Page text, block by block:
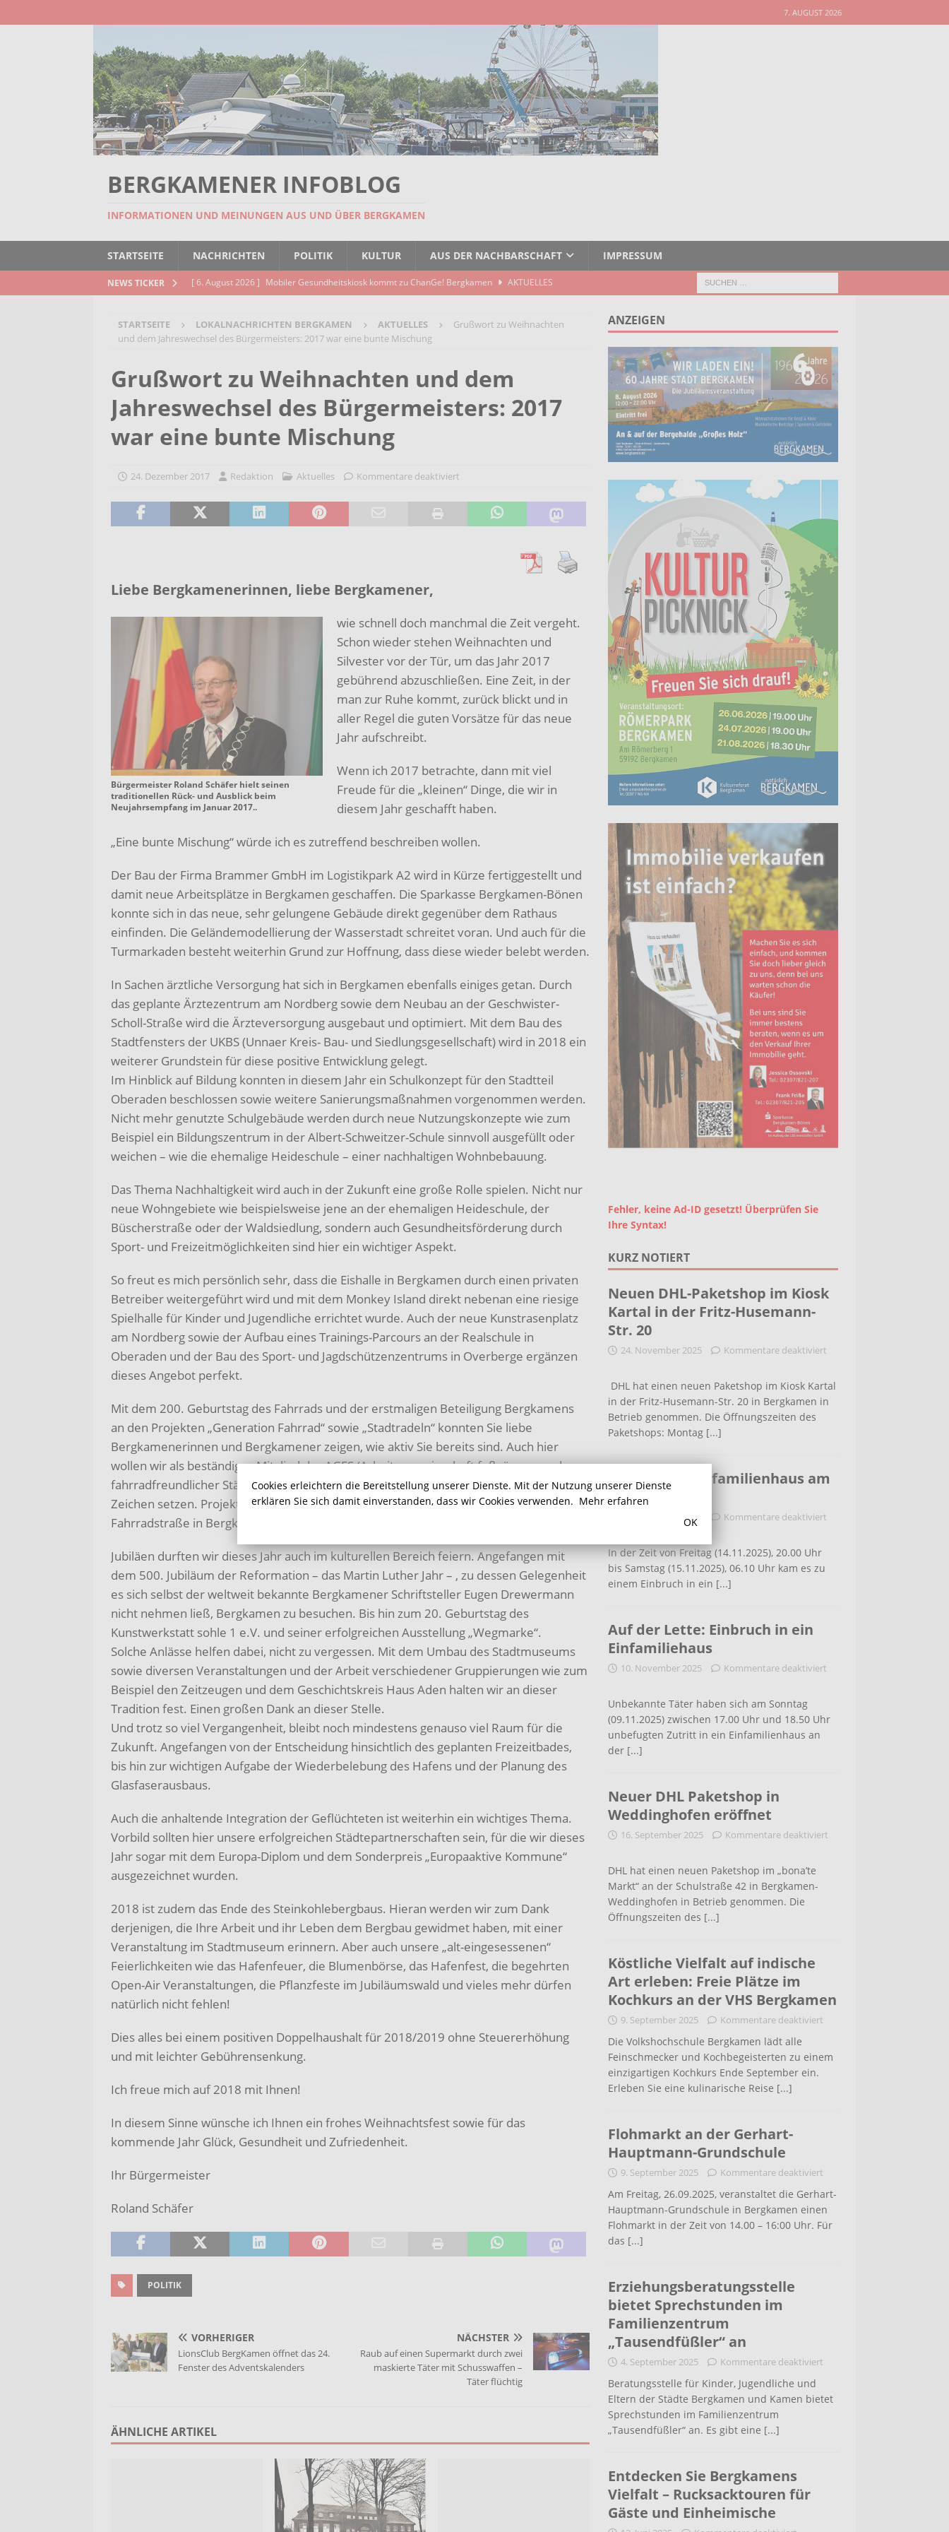
7. AUGUST 2026
BERGKAMENER INFOBLOG
INFORMATIONEN UND MEINUNGEN AUS UND ÜBER BERGKAMEN
STARTSEITE NACHRICHTEN POLITIK KULTUR AUS DER NACHBARSCHAFT IMPRESSUM
NEWS TICKER [ 6. August 2026 ] Mobiler Gesundheitskiosk kommt zu ChanGe! Bergkamen
AKTUELLES
[ 6. August 2026 ] Wenn Worte Funken schlagen: Jochen Malmsheimer eröffnet die Kabarettsaison
[ 6. August 2026 ] Bürgerreise 2026 nach Gennevilliers – Städtepartnerschaft hautnah erleben
AKTUELLES
[ 6. August 2026 ]
Pflege- und Wohnberatung im Gemeindebüro an der Christuskirche in Rünthe
STARTSEITE LOKALNACHRICHTEN BERGKAMEN AKTUELLES
Grußwort zu Weihnachten
und dem Jahreswechsel des Bürgermeisters: 2017 war eine bunte Mischung
Grußwort zu Weihnachten und dem
Jahreswechsel des Bürgermeisters: 2017
war eine bunte Mischung
24. Dezember 2017 Redaktion Aktuelles Kommentare deaktiviert
Liebe Bergkamenerinnen, liebe Bergkamener,
Bürgermeister Roland Schäfer hielt seinen
traditionellen Rück- und Ausblick beim
Neujahrsempfang im Januar 2017..
wie schnell doch manchmal die Zeit vergeht.
Schon wieder stehen Weihnachten und
Silvester vor der Tür, um das Jahr 2017
gebührend abzuschließen. Eine Zeit, in der
man zur Ruhe kommt, zurück blickt und in
aller Regel die guten Vorsätze für das neue
Jahr aufschreibt.
Wenn ich 2017 betrachte, dann mit viel
Freude für die „kleinen“ Dinge, die wir in
diesem Jahr geschafft haben.
„Eine bunte Mischung“ würde ich es zutreffend beschreiben wollen.
Der Bau der Firma Brammer GmbH im Logistikpark A2 wird in Kürze fertiggestellt und
damit neue Arbeitsplätze in Bergkamen geschaffen. Die Sparkasse Bergkamen-Bönen
konnte sich in das neue, sehr gelungene Gebäude direkt gegenüber dem Rathaus
einfinden. Die Geländemodellierung der Wasserstadt schreitet voran. Und auch für die
Turmarkaden besteht weiterhin Grund zur Hoffnung, dass diese wieder belebt werden.
In Sachen ärztliche Versorgung hat sich in Bergkamen ebenfalls einiges getan. Durch
das geplante Ärztezentrum am Nordberg sowie dem Neubau an der Geschwister-
Scholl-Straße wird die Ärzteversorgung ausgebaut und optimiert. Mit dem Bau des
Stadtfensters der UKBS (Unnaer Kreis- Bau- und Siedlungsgesellschaft) wird in 2018 ein
weiterer Grundstein für diese positive Entwicklung gelegt.
Im Hinblick auf Bildung konnten in diesem Jahr ein Schulkonzept für den Stadtteil
Oberaden beschlossen sowie weitere Sanierungsmaßnahmen vorgenommen werden.
Nicht mehr genutzte Schulgebäude werden durch neue Nutzungskonzepte wie zum
Beispiel ein Bildungszentrum in der Albert-Schweitzer-Schule sinnvoll ausgefüllt oder
weichen – wie die ehemalige Heideschule – einer nachhaltigen Wohnbebauung.
Das Thema Nachhaltigkeit wird auch in der Zukunft eine große Rolle spielen. Nicht nur
neue Wohngebiete wie beispielsweise jene an der ehemaligen Heideschule, der
Büscherstraße oder der Waldsiedlung, sondern auch Gesundheitsförderung durch
Sport- und Freizeitmöglichkeiten sind hier ein wichtiger Aspekt.
So freut es mich persönlich sehr, dass die Eishalle in Bergkamen durch einen privaten
Betreiber weitergeführt wird und mit dem Monkey Island direkt nebenan eine riesige
Spielhalle für Kinder und Jugendliche errichtet wurde. Auch der neue Kunstrasenplatz
am Nordberg sowie der Aufbau eines Trainings-Parcours an der Realschule in
Oberaden und der Bau des Sport- und Jagdschützenzentrums in Overberge ergänzen
dieses Angebot perfekt.
Mit dem 200. Geburtstag des Fahrrads und der erstmaligen Beteiligung Bergkamens
an den Projekten „Generation Fahrrad“ sowie „Stadtradeln“ konnten Sie liebe
Bergkamenerinnen und Bergkamener zeigen, wie aktiv Sie bereits sind. Auch hier
wollen wir als beständiges Mitglied der AGFS (Arbeitsgemeinschaft fußgänger- und
fahrradfreundlicher Städte, Gemeinden und Kreise in Nordrhein-Westfalen ) weiterhin
Zeichen setzen. Projekte wie der Bürgerradweg an der Landwehrstraße oder die erste
Fahrradstraße in Bergkamen stehen hierzu bereits in den Startlöchern.
Jubiläen durften wir dieses Jahr auch im kulturellen Bereich feiern. Angefangen mit
dem 500. Jubiläum der Reformation – das Martin Luther Jahr – , zu dessen Gelegenheit
es sich selbst der weltweit bekannte Bergkamener Schriftsteller Eugen Drewermann
nicht nehmen ließ, Bergkamen zu besuchen. Bis hin zum 20. Geburtstag des
Kunstwerkstatt sohle 1 e.V. und seiner erfolgreichen Ausstellung „Wegmarke“.
Solche Anlässe helfen dabei, nicht zu vergessen. Mit dem Umbau des Stadtmuseums
sowie diversen Veranstaltungen und der Arbeit verschiedener Gruppierungen wie zum
Beispiel den Zeitzeugen und dem Geschichtskreis Haus Aden halten wir an dieser
Tradition fest. Einen großen Dank an dieser Stelle.
Und trotz so viel Vergangenheit, bleibt noch mindestens genauso viel Raum für die
Zukunft. Angefangen von der Entscheidung hinsichtlich des geplanten Freizeitbades,
bis hin zur wichtigen Aufgabe der Wiederbelebung des Hafens und der Planung des
Glasfaserausbaus.
Auch die anhaltende Integration der Geflüchteten ist weiterhin ein wichtiges Thema.
Vorbild sollten hier unsere erfolgreichen Städtepartnerschaften sein, für die wir dieses
Jahr sogar mit dem Europa-Diplom und dem Sonderpreis „Europaaktive Kommune“
ausgezeichnet wurden.
2018 ist zudem das Ende des Steinkohlebergbaus. Hieran werden wir zum Dank
derjenigen, die Ihre Arbeit und ihr Leben dem Bergbau gewidmet haben, mit einer
Veranstaltung im Stadtmuseum erinnern. Aber auch unsere „alt-eingesessenen“
Feierlichkeiten wie das Hafenfeuer, die Blumenbörse, das Hafenfest, die begehrten
Open-Air Veranstaltungen, die Pflanzfeste im Jubiläumswald und vieles mehr dürfen
natürlich nicht fehlen!
Dies alles bei einem positiven Doppelhaushalt für 2018/2019 ohne Steuererhöhung
und mit leichter Gebührensenkung.
Ich freue mich auf 2018 mit Ihnen!
In diesem Sinne wünsche ich Ihnen ein frohes Weihnachtsfest sowie für das
kommende Jahr Glück, Gesundheit und Zufriedenheit.
Ihr Bürgermeister
Roland Schäfer
POLITIK
VORHERIGER
LionsClub BergKamen öffnet das 24.
Fenster des Adventskalenders
NÄCHSTER
Raub auf einen Supermarkt durch zwei
maskierte Täter mit Schusswaffen –
Täter flüchtig
ÄHNLICHE ARTIKEL
ANZEIGEN
Fehler, keine Ad-ID gesetzt! Überprüfen Sie
Ihre Syntax!
KURZ NOTIERT
Neuen DHL-Paketshop im Kiosk
Kartal in der Fritz-Husemann-
Str. 20
24. November 2025 Kommentare deaktiviert
DHL hat einen neuen Paketshop im Kiosk Kartal
in der Fritz-Husemann-Str. 20 in Bergkamen in
Betrieb genommen. Die Öffnungszeiten des
Paketshops: Montag [...]
Einbruch in Einfamilienhaus am
Haldenweg
16. November 2025 Kommentare deaktiviert
In der Zeit von Freitag (14.11.2025), 20.00 Uhr
bis Samstag (15.11.2025), 06.10 Uhr kam es zu
einem Einbruch in ein [...]
Auf der Lette: Einbruch in ein
Einfamiliehaus
10. November 2025 Kommentare deaktiviert
Unbekannte Täter haben sich am Sonntag
(09.11.2025) zwischen 17.00 Uhr und 18.50 Uhr
unbefugten Zutritt in ein Einfamilienhaus an
der [...]
Neuer DHL Paketshop in
Weddinghofen eröffnet
16. September 2025 Kommentare deaktiviert
DHL hat einen neuen Paketshop im „bona’te
Markt“ an der Schulstraße 42 in Bergkamen-
Weddinghofen in Betrieb genommen. Die
Öffnungszeiten des [...]
Köstliche Vielfalt auf indische
Art erleben: Freie Plätze im
Kochkurs an der VHS Bergkamen
9. September 2025 Kommentare deaktiviert
Die Volkshochschule Bergkamen lädt alle
Feinschmecker und Kochbegeisterten zu einem
einzigartigen Kochkurs Ende September ein.
Erleben Sie eine kulinarische Reise [...]
Flohmarkt an der Gerhart-
Hauptmann-Grundschule
9. September 2025 Kommentare deaktiviert
Am Freitag, 26.09.2025, veranstaltet die Gerhart-
Hauptmann-Grundschule in Bergkamen einen
Flohmarkt in der Zeit von 14.00 – 16:00 Uhr. Für
das [...]
Erziehungsberatungsstelle
bietet Sprechstunden im
Familienzentrum
„Tausendfüßler“ an
4. September 2025 Kommentare deaktiviert
Beratungsstelle für Kinder, Jugendliche und
Eltern der Städte Bergkamen und Kamen bietet
Sprechstunden im Familienzentrum
„Tausendfüßler“ an. Es gibt eine [...]
Entdecken Sie Bergkamens
Vielfalt – Rucksacktouren für
Gäste und Einheimische
Cookies erleichtern die Bereitstellung unserer Dienste. Mit der Nutzung unserer Dienste
erklären Sie sich damit einverstanden, dass wir Cookies verwenden. Mehr erfahren
OK